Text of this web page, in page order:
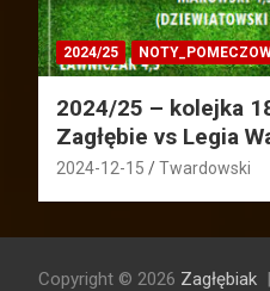
2024/25
2024/25 – kolejka
Zagłębie vs Legia
2024-12-15 Twardowski
Copyright © 2026 Zagłębiak